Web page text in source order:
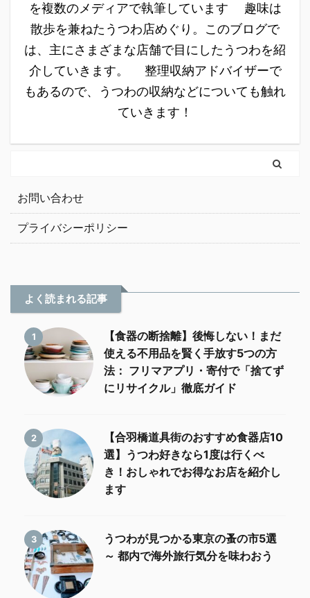
を複数のメディアで執筆しています 趣味は
散歩を兼ねたうつわ店めぐり。このブログで
は、主にさまざまな店舗で目にしたうつわを紹
介していきます。 整理収納アドバイザーで
もあるので、うつわの収納などについても触れ
ていきます！
お問い合わせ
プライバシーポリシー
よく読まれる記事
1
【食器の断捨離】後悔しない！まだ
使える不用品を賢く手放す5つの方
法： フリマアプリ・寄付で「捨てず
にリサイクル」徹底ガイド
2
【合羽橋道具街のおすすめ食器店10
選】うつわ好きなら1度は行くべ
き！おしゃれでお得なお店を紹介し
ます
3
うつわが見つかる東京の蚤の市5選
～ 都内で海外旅行気分を味わおう